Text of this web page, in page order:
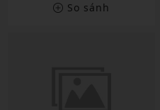
So sánh